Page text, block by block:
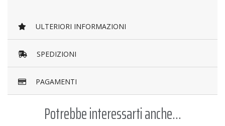
ULTERIORI INFORMAZIONI
SPEDIZIONI
PAGAMENTI
Potrebbe interessarti anche...